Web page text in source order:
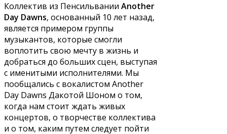
Коллектив из Пенсильвании Another
Day Dawns, основанный 10 лет назад,
является примером группы
музыкантов, которые смогли
воплотить свою мечту в жизнь и
добраться до больших сцен, выступая
с именитыми исполнителями. Мы
пообщались с вокалистом Another
Day Dawns Дакотой Шоном о том,
когда нам стоит ждать живых
концертов, о творчестве коллектива
и о том, каким путем следует пойти